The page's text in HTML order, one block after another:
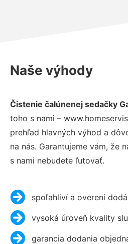
Naše výhody
Čistenie čalúnenej sedačky
toho s nami –
prehľad hlavných výhod a
na nás. Garantujeme vám, že
s nami nebudete ľutovať.
spoľahliví a overení
vysoká úroveň kvality
garancia dodania